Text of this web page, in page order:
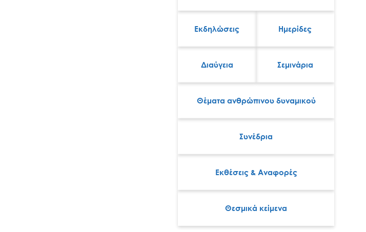
Εκδηλώσεις Ημερίδες
Διαύγεια Σεμινάρια
Θέματα ανθρώπινου δυναμικού
Συνέδρια
Εκθέσεις & Αναφορές
Θεσμικά κείμενα